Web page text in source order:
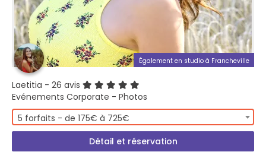
Également en studio à Francheville
Laetitia - 26 avis
Evénements Corporate - Photos
5 forfaits - de 175€ à 725€
Détail et réservation